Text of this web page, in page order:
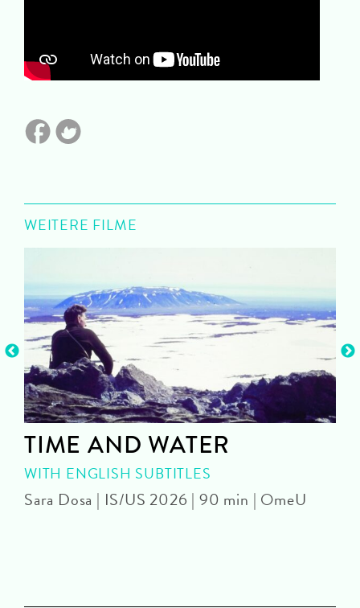
WEITERE FILME
TIME AND WATER
WITH ENGLISH SUBTITLES
Sara Dosa | IS/US 2026 | 90 min | OmeU